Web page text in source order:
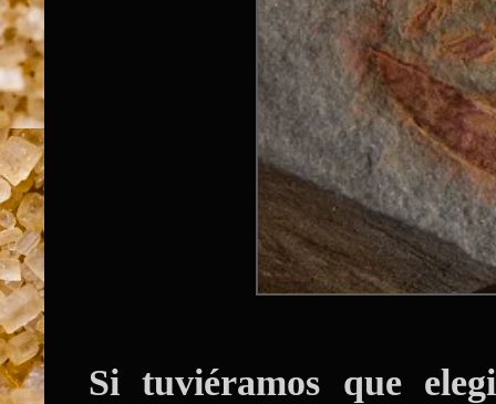
Si tuviéramos que